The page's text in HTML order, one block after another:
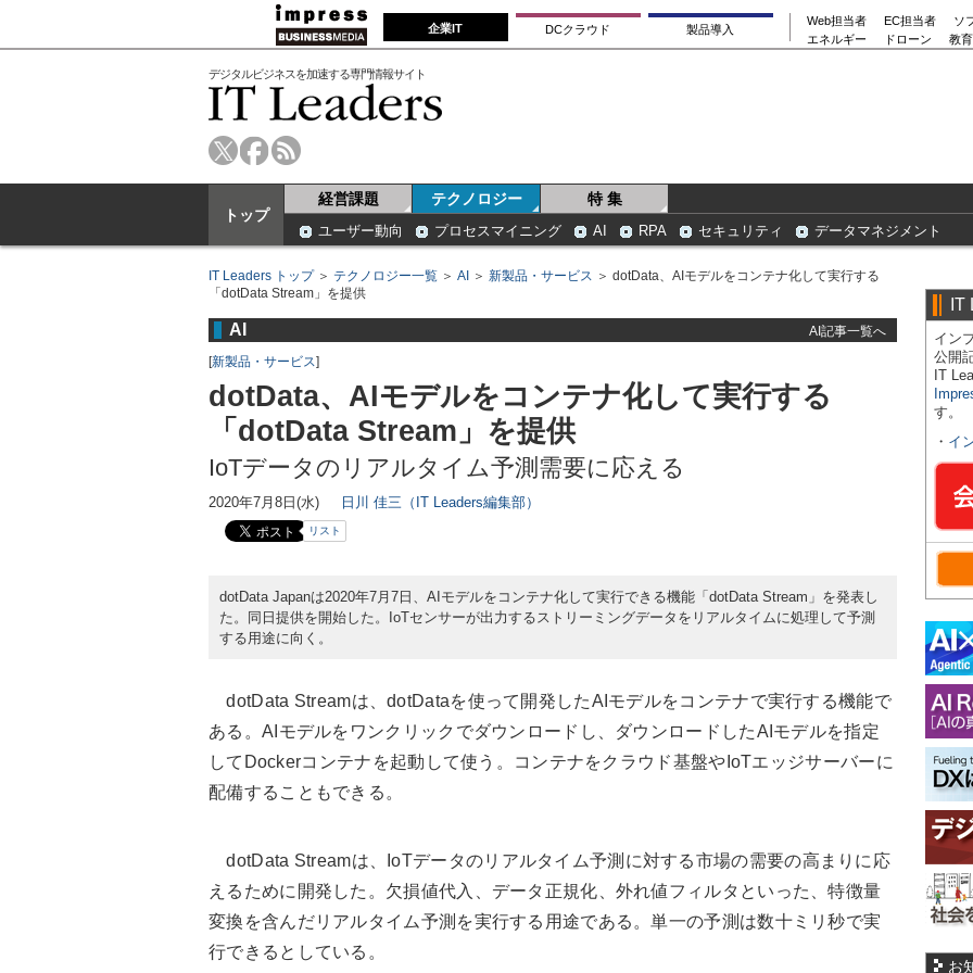
企業IT DCクラウド 製品導入
Web担当者 EC担当者
ソ
エネルギー
ドローン 教
デジタルビジネスを加速する専門情報サイト
トップ
経営課題 テクノロジー 特 集
ユーザー動向 プロセスマイニング AI RPA セキュリティ データマネジメント
IT Leaders トップ＞ テクノロジー一覧 ＞ AI ＞ 新製品・サービス ＞ dotData、AIモデルをコンテナ化して実行する
「dotData Stream」を提供
AI
AI記事一覧へ
[新製品・サービス]
dotData、AIモデルをコンテナ化して実行する
「dotData Stream」を提供
IoTデータのリアルタイム予測需要に応える
2020年7月8日(水) 日川 佳三（IT Leaders編集部）
リスト
dotData Japanは2020年7月7日、AIモデルをコンテナ化して実行できる機能「dotData Stream」を発表し
た。同日提供を開始した。IoTセンサーが出力するストリーミングデータをリアルタイムに処理して予測
する用途に向く。
dotData Streamは、dotDataを使って開発したAIモデルをコンテナで実行する機能で
ある。AIモデルをワンクリックでダウンロードし、ダウンロードしたAIモデルを指定
してDockerコンテナを起動して使う。コンテナをクラウド基盤やIoTエッジサーバーに
配備することもできる。
dotData Streamは、IoTデータのリアルタイム予測に対する市場の需要の高まりに応
えるために開発した。欠損値代入、データ正規化、外れ値フィルタといった、特徴量
変換を含んだリアルタイム予測を実行する用途である。単一の予測は数十ミリ秒で実
行できるとしている。
IT
イン
公開
IT
す。
・ イ
お